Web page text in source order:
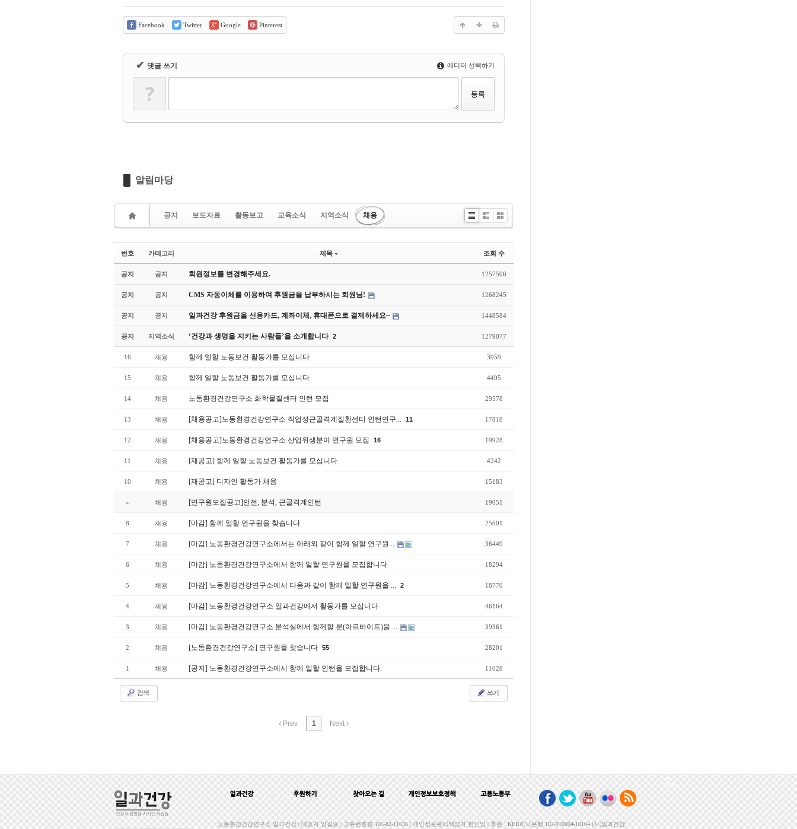
Facebook Twitter Google Pinterest
✔ 댓글 쓰기 에디터 선택하기
?
알림마당
공지 보도자료 활동보고 교육소식 지역소식
채용
Li
Zi
e
G
le
ry
번호 카테고리 제목 조회 수
공지 공지 회원정보를 변경해주세요. 1257506
공지 공지 CMS 자동이체를 이용하여 후원금을 납부하시는 회원님! 1268245
공지 공지 일과건강 후원금을 신용카드, 계좌이체, 휴대폰으로 결제하세요~ 1448584
공지 지역소식 ‘건강과 생명을 지키는 사람들’을 소개합니다 2 1279077
16 채용 함께 일할 노동보건 활동가를 모십니다 3959
15 채용 함께 일할 노동보건 활동가를 모십니다 4495
14 채용 노동환경건강연구소 화학물질센터 인턴 모집 29578
13 채용 [채용공고]노동환경건강연구소 직업성근골격계질환센터 인턴연구... 11 17818
12 채용 [채용공고]노동환경건강연구소 산업위생분야 연구원 모집 16 19928
11 채용 [재공고] 함께 일할 노동보건 활동가를 모십니다 4242
10 채용 [재공고] 디자인 활동가 채용 15183
» 채용 [연구원모집공고]안전, 분석, 근골격계인턴 19051
8 채용 [마감] 함께 일할 연구원을 찾습니다 25601
7 채용 [마감] 노동환경건강연구소에서는 아래와 같이 함께 일할 연구원... 36449
6 채용 [마감] 노동환경건강연구소에서 함께 일할 연구원을 모집합니다 18294
5 채용 [마감] 노동환경건강연구소에서 다음과 같이 함께 일할 연구원을 ... 2 18770
4 채용 [마감] 노동환경건강연구소 일과건강에서 활동가를 모십니다 46164
3 채용 [마감] 노동환경건강연구소 분석실에서 함께할 분(아르바이트)을 ... 39361
2 채용 [노동환경건강연구소] 연구원을 찾습니다 55 28201
1 채용 [공지] 노동환경건강연구소에서 함께 일할 인턴을 모집합니다. 11028
검색 쓰기
Prev 1 Next
노동환경건강연구소 일과건강 | 대표자 양길승 | 고유번호증 105-82-11036 | 개인정보관리책임자 한인임 | 후원 : KEB하나은행 182-910004-18104 (사)일과건강
TOP